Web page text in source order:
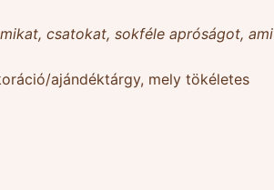
csatokat, sokféle apróságot,
ajándéktárgy, mely tökéletes